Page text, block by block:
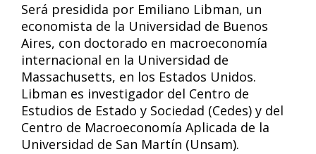
Será presidida por Emiliano Libman, un
economista de la Universidad de Buenos
Aires, con doctorado en macroeconomía
internacional en la Universidad de
Massachusetts, en los Estados Unidos.
Libman es investigador del Centro de
Estudios de Estado y Sociedad (Cedes) y del
Centro de Macroeconomía Aplicada de la
Universidad de San Martín (Unsam).